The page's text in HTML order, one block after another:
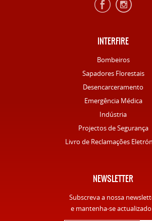
INTERFIRE
Bombeiros
Sapadores Florestais
Desencarceramento
Emergência Médica
Indústria
Projectos de Segurança
Livro de Reclamações
NEWSLETTER
Subscreva a nossa
e mantenha-se